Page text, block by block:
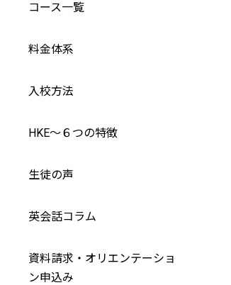
コース一覧
料金体系
入校方法
HKE～６つの特徴
生徒の声
英会話コラム
資料請求・オリエンテーショ
ン申込み